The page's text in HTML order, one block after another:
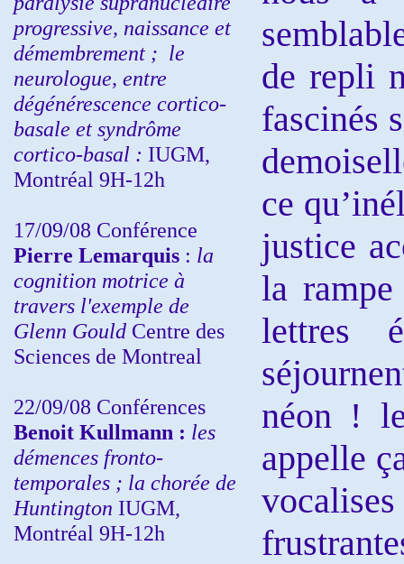
progressive, naissance et
démembrement ; le
neurologue, entre
dégénérescence cortico-
basale et syndrôme
cortico-basal : IUGM,
Montréal 9H-12h
17/09/08 Conférence
Pierre Lemarquis : la
cognition motrice à
travers l'exemple de
Glenn Gould Centre des
Sciences de Montreal
22/09/08 Conférences
Benoit Kullmann : les
démences fronto-
temporales ; la chorée de
Huntington IUGM,
Montréal 9H-12h
de repli
fascinés
ce
justice
la
lettres
néon !
appelle